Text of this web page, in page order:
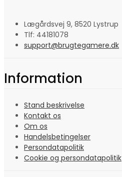
Lægårdsvej 9, 8520 Lystrup
Tlf: 44181078
support@brugtegamere.dk
Information
Stand beskrivelse
Kontakt os
Om os
Handelsbetingelser
Persondatapolitik
Cookie og persondatapolitik